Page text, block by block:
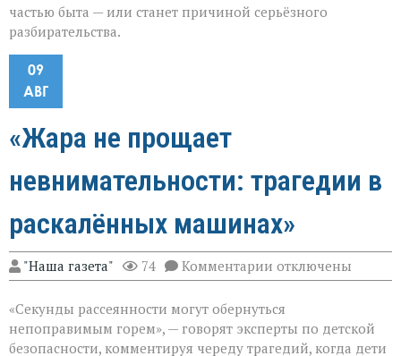
частью быта — или станет причиной серьёзного
разбирательства.
09
АВГ
«Жара не прощает
невнимательности: трагедии в
раскалённых машинах»
"Наша газета" 74 Комментарии к
записи
не
прощает
невнимательности:
отключены
«Секунды рассеянности могут обернуться
непоправимым горем», — говорят эксперты по детской
безопасности, комментируя череду трагедий, когда дети